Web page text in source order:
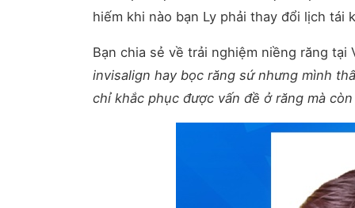
hiếm khi nào bạn Ly phải thay đổi lịch
Bạn chia sẻ về trải nghiệm niềng răng tại
invisalign hay bọc răng sứ nhưng mình
chỉ khắc phục được vấn đề ở răng mà